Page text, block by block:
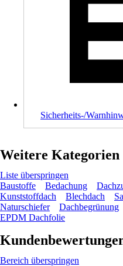
Sicherheits-/
Weitere Kategorien
Liste überspringen
Baustoffe
Bedachung
Kunststoffdach
Blechdach
Naturschiefer
Dachbegrünung
EPDM Dachfolie
Bereich überspringen